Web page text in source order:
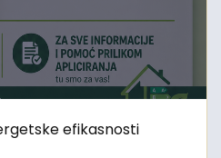
efikasnosti